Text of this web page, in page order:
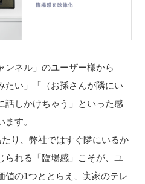
ンネル」のユーザー様から
たい」「（お孫さんが隣にい
話しかけちゃう」といった感
す。
り、弊社ではすぐ隣にいるか
られる「臨場感」こそが、ユ
値の1つととらえ、実家のテレ